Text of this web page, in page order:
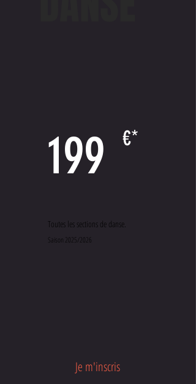
199 €*
Toutes les sections de danse.
Saison 2025/2026
Je m'inscris